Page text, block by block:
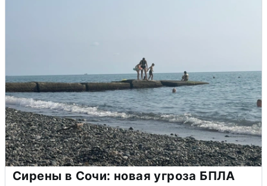
Сирены в Сочи: новая угроза БПЛА